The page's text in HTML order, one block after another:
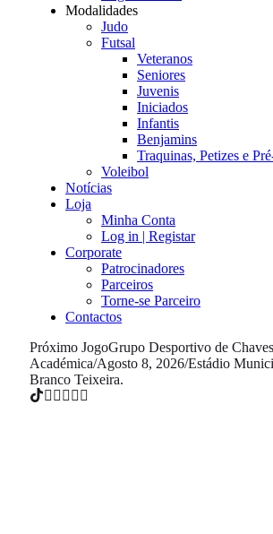
Modalidades
Judo
Futsal
Veteranos
Seniores
Juvenis
Iniciados
Infantis
Benjamins
Traquinas, Petizes e
Voleibol
Notícias
Loja
Minha Conta
Log in | Registar
Corporate
Patrocinadores
Parceiros
Torne-se Parceiro
Contactos
Próximo JogoGrupo Desportivo de
Académica/Agosto 8, 2026/Estádio
Branco Teixeira.